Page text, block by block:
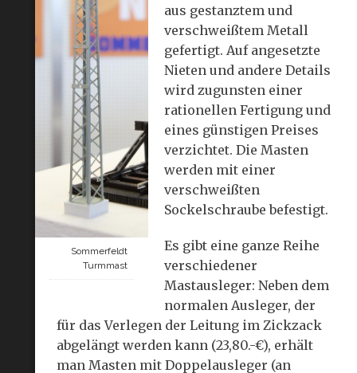
Sommerfeldt
Turmmast
aus gestanztem und
verschweißtem Metall
gefertigt. Auf angesetzte
Nieten und andere Details
wird zugunsten einer
rationellen Fertigung und
eines günstigen Preises
verzichtet. Die Masten
werden mit einer
verschweißten
Sockelschraube befestigt.
Es gibt eine ganze Reihe
verschiedener
Mastausleger: Neben dem
normalen Ausleger, der
für das Verlegen der Leitung im Zickzack
abgelängt werden kann (23,80.-€), erhält
man Masten mit Doppelausleger (an